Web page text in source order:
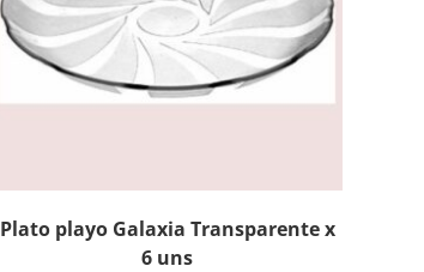
Plato playo Galaxia Transparente x
6 uns